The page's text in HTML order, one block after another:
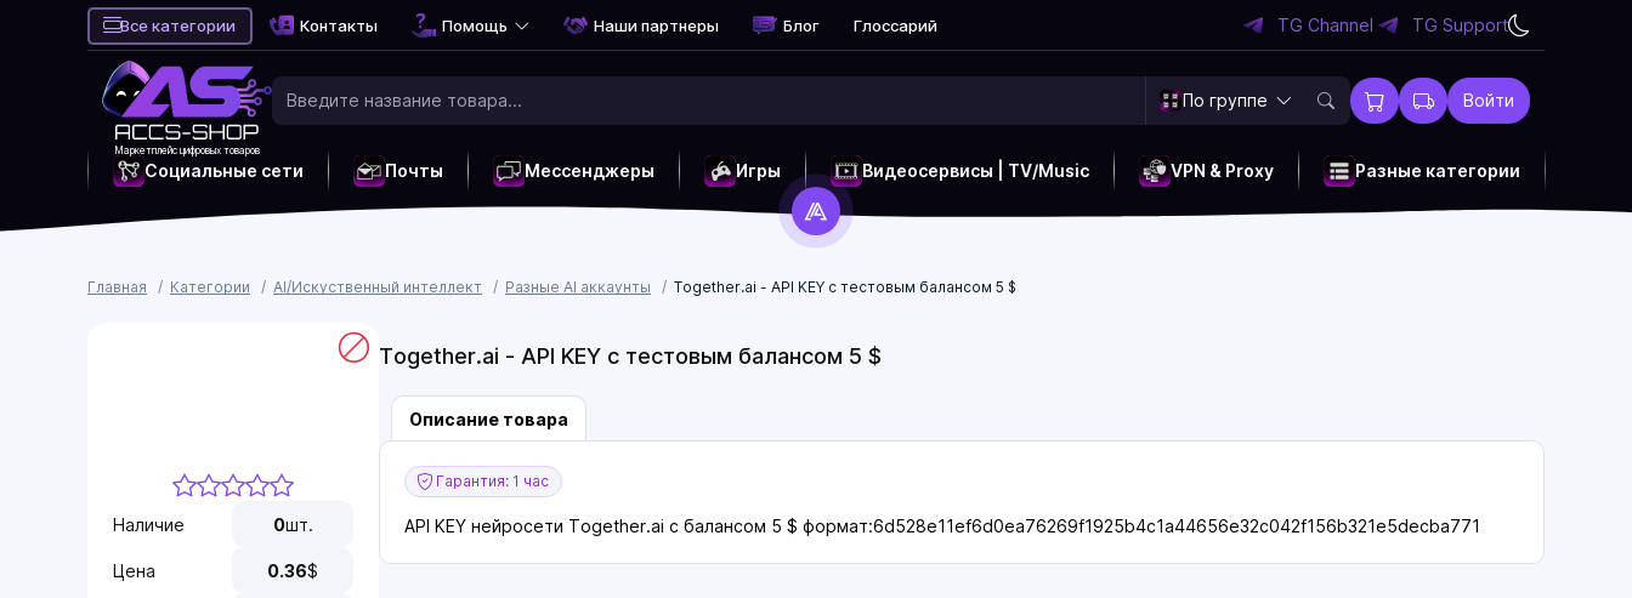
Все категории Контакты Помощь Наши партнеры Блог Глоссарий TG Channel TG Support
Маркетплейс цифровых товаров
По группе Войти
Социальные сети Почты Мессенджеры Игры Видеосервисы | TV/Music VPN & Proxy Разные категории
Главная Категории AI/Искуственный интеллект Разные AI аккаунты Together.ai - API KEY с тестовым балансом 5 $
Наличие 0шт.
Цена 0.36$
Together.ai - API KEY с тестовым балансом 5 $
Описание товара
Гарантия: 1 час
API KEY нейросети Together.ai с балансом 5 $ формат:6d528e11ef6d0ea76269f1925b4c1a44656e32c042f156b321e5decba771